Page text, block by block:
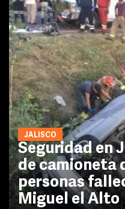
JALISCO
Seguridad en
de camioneta
personas
Miguel el Alto